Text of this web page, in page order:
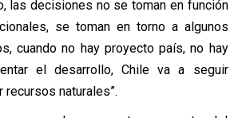
las decisiones no se toman en función
se toman en torno a algunos
cuando no hay proyecto país, no hay
el desarrollo, Chile va a seguir
recursos naturales”.